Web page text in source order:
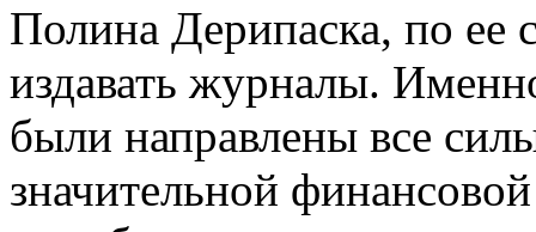
Полина Дерипаска, по ее
издавать журналы.
были направлены все
значительной